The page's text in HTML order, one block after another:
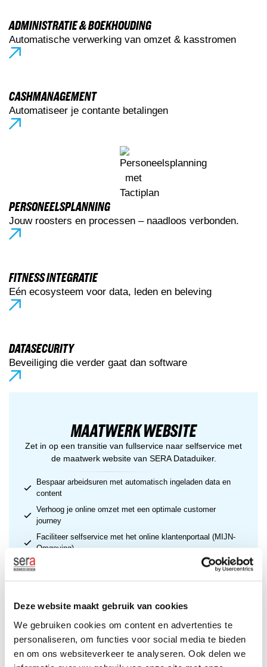
Deze website maakt gebruik van cookies
We gebruiken cookies om content en advertenties te
personaliseren, om functies voor social media te bieden
en om ons websiteverkeer te analyseren. Ook delen we
ADMINISTRATIE & BOEKHOUDING
Automatische verwerking van omzet & kasstromen
CASHMANAGEMENT
Automatiseer je contante betalingen
PERSONEELSPLANNING
Jouw roosters en processen – naadloos verbonden.
FITNESS INTEGRATIE
Eén ecosysteem voor data, leden en beleving
DATASECURITY
Beveiliging die verder gaat dan software
MAATWERK WEBSITE
Zet in op een transitie van fullservice naar selfservice met
de maatwerk website van SERA Dataduiker.
Bespaar arbeidsuren met automatisch ingeladen data en
content
Verhoog je online omzet met een optimale customer
journey
Faciliteer selfservice met het online klantenportaal (MIJN-
Omgeving)
MANAGEMENTINFORMATIE PLATFORM
Maak datagedreven beslissingen door diepgaande
inzichten, data-analyses en realtime rapportages.